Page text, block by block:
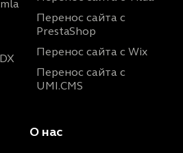
Перенос сайта с
PrestaShop
Перенос сайта с Wix
Перенос сайта с
UMI.CMS
О нас